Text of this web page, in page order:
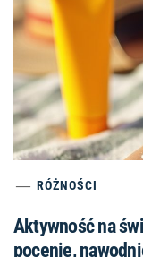
RÓŻNOŚCI
Aktywność na
pocenie,